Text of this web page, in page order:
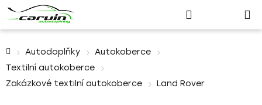
Přihlášení
košík
Autodoplňky
Autokoberce
Textilní autokoberce
Zakázkové textilní autokoberce
Land Rover